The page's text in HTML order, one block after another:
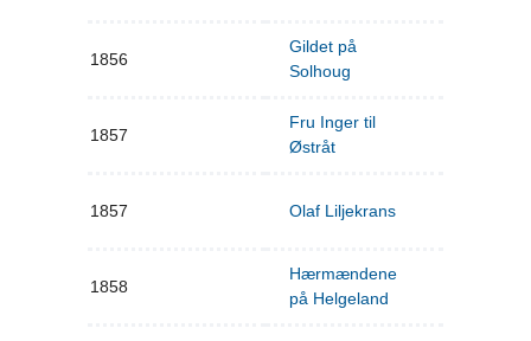
1856
Gildet på
Solhoug
1857
Fru Inger til
Østråt
1857 Olaf Liljekrans
1858
Hærmændene
på Helgeland